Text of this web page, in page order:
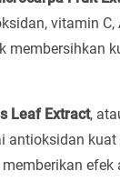
vitamin
membersihkan
Leaf Extract,
antioksidan
memberikan